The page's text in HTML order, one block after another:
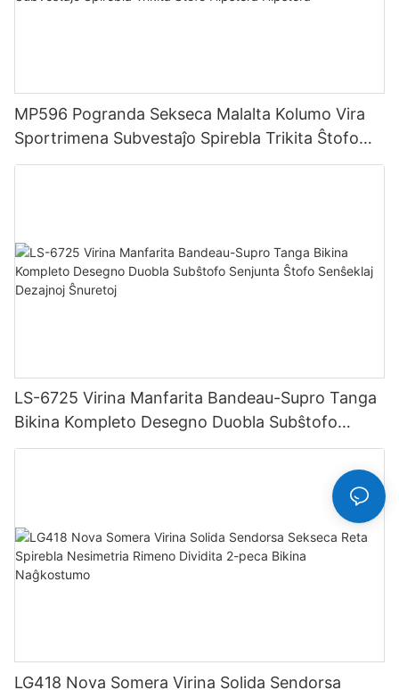
MP596 Pogranda Sekseca Malalta Kolumo Vira
Sportrimena Subvestaĵo Spirebla Trikita Ŝtofo
Hipstera Hipstera
LS-6725 Virina Manfarita Bandeau-Supro Tanga
Bikina Kompleto Desegno Duobla Subŝtofo
Senjunta Ŝtofo Senŝeklaj Dezajnoj Ŝnuretoj
LG418 Nova Somera Virina Solida Sendorsa